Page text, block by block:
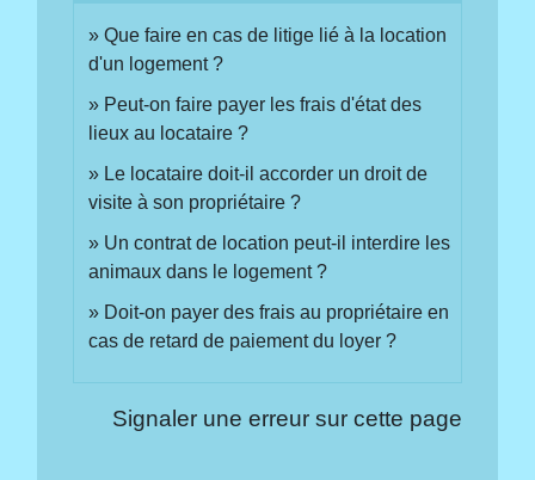
Que faire en cas de litige lié à la location
d'un logement ?
Peut-on faire payer les frais d'état des
lieux au locataire ?
Le locataire doit-il accorder un droit de
visite à son propriétaire ?
Un contrat de location peut-il interdire les
animaux dans le logement ?
Doit-on payer des frais au propriétaire en
cas de retard de paiement du loyer ?
Signaler une erreur sur cette page